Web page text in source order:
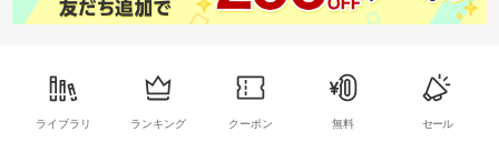
ライブラリ ランキング クーポン 無料 セール